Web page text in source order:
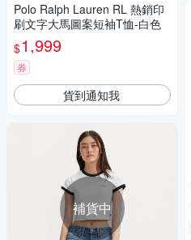
Polo Ralph Lauren RL 熱銷印
刷文字大馬圖案短袖T恤-白色
$1,999
券
貨到通知我
補貨中